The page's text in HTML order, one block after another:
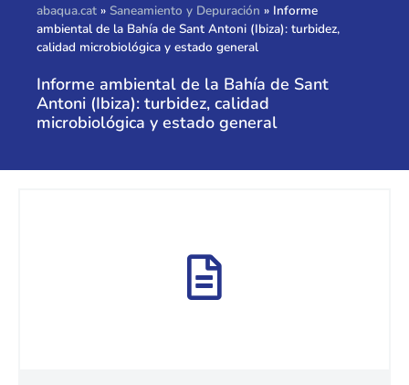
abaqua.cat » Saneamiento y Depuración » Informe
ambiental de la Bahía de Sant Antoni (Ibiza): turbidez,
calidad microbiológica y estado general
Informe ambiental de la Bahía de Sant
Antoni (Ibiza): turbidez, calidad
microbiológica y estado general